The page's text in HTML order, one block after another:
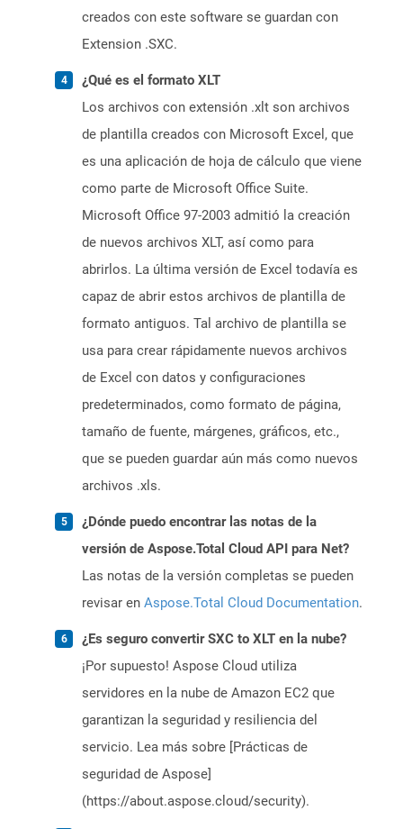
creados con este software se guardan con
Extension .SXC.
¿Qué es el formato XLT
Los archivos con extensión .xlt son archivos
de plantilla creados con Microsoft Excel, que
es una aplicación de hoja de cálculo que viene
como parte de Microsoft Office Suite.
Microsoft Office 97-2003 admitió la creación
de nuevos archivos XLT, así como para
abrirlos. La última versión de Excel todavía es
capaz de abrir estos archivos de plantilla de
formato antiguos. Tal archivo de plantilla se
usa para crear rápidamente nuevos archivos
de Excel con datos y configuraciones
predeterminados, como formato de página,
tamaño de fuente, márgenes, gráficos, etc.,
que se pueden guardar aún más como nuevos
archivos .xls.
¿Dónde puedo encontrar las notas de la
versión de Aspose.Total Cloud API para Net?
Las notas de la versión completas se pueden
revisar en Aspose.Total Cloud Documentation.
¿Es seguro convertir SXC to XLT en la nube?
¡Por supuesto! Aspose Cloud utiliza
servidores en la nube de Amazon EC2 que
garantizan la seguridad y resiliencia del
servicio. Lea más sobre [Prácticas de
seguridad de Aspose]
(https://about.aspose.cloud/security).